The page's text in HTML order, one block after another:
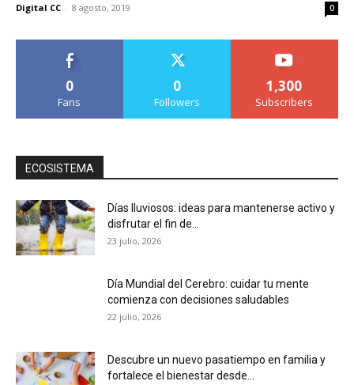
Digital CC - 8 agosto, 2019 0
0
Fans
0
Followers
1,300
Subscribers
ECOSISTEMA
Días lluviosos: ideas para mantenerse activo y
disfrutar el fin de...
23 julio, 2026
Día Mundial del Cerebro: cuidar tu mente
comienza con decisiones saludables
22 julio, 2026
Descubre un nuevo pasatiempo en familia y
fortalece el bienestar desde...